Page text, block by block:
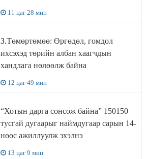
11 цаг 28 мин
З.Төмөртөмөө: Өргөдөл, гомдол
ихсэхэд төрийн албан хаагчдын
хандлага нөлөөлж байна
12 цаг 49 мин
“Хотын дарга сонсож байна” 150150
тусгай дугаарыг наймдугаар сарын 14-
нөөс ажиллуулж эхэлнэ
13 цаг 9 мин